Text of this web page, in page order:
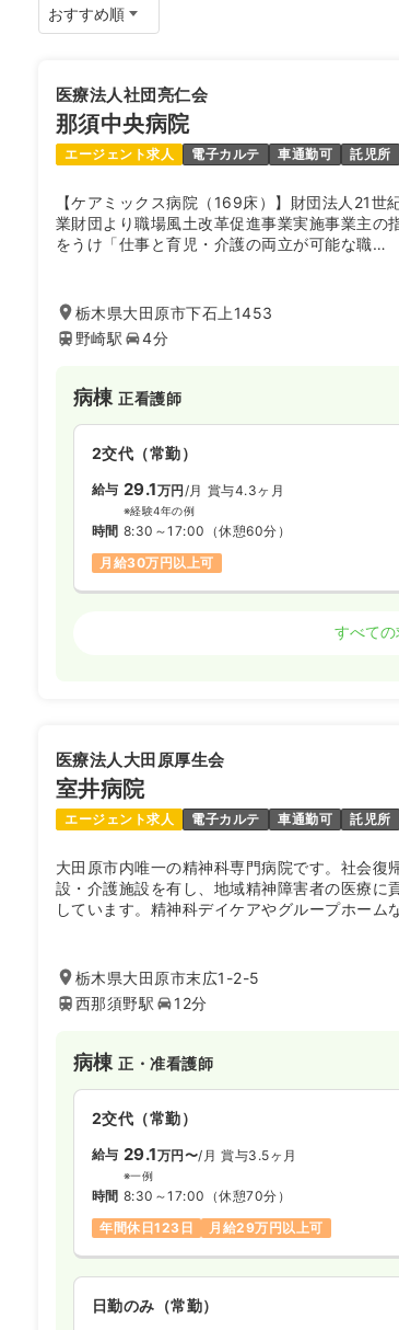
医療法人社団亮仁会
那須中央病院
エージェント求人 電子カルテ 車通勤可 託児所
【ケアミックス病院（169床）】財団法人21世
業財団より職場風土改革促進事業実施事業主の
をうけ「仕事と育児・介護の両立が可能な職
たんぽぽ保育所の設置、夜勤者のための24時間保
育など両立への取り組みを行っており、お子様が
る方にオススメの病院です。
栃木県大田原市下石上1453
野崎駅
4分
病棟正看護師
2交代（常勤）
給与 29.1万円/月 賞与4.3ヶ月
※経験4年の例
時間 8:30～17:00 （休憩60分）
月給30万円以上可
時間 8:30～17:00
月給27万円以上可
日勤のみ（常勤）
時間 8:30～17:00（休憩60分）
22.0〜30.2
※一例
時間 8:30～17:00（休憩60分）
すべての
医療法人大田原厚生会
室井病院
エージェント求人 電子カルテ 車通勤可 託児所
大田原市内唯一の精神科専門病院です。社会復
設・介護施設を有し、地域精神障害者の医療に
しています。精神科デイケアやグループホーム
栃木県大田原市末広1-2-5
西那須野駅
12分
病棟正・准看護師
2交代（常勤）
給与 29.1万円〜/月 賞与3.5ヶ月
※一例
時間 8:30～17:00 （休憩70分）
年間休日123日
月給29万円以上可
日勤のみ（常勤）